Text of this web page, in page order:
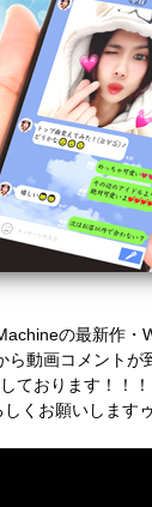
の最新作・
動画コメントが
ております！！！
くお願いします